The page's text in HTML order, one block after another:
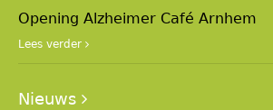
Opening Alzheimer Café Arnhem
Lees verder
Nieuws